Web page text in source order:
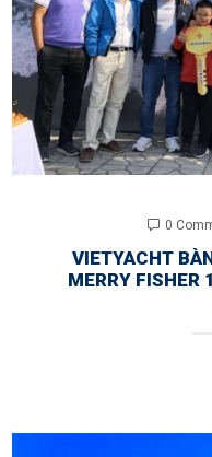
0
VIETYACHT
MERRY